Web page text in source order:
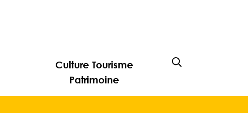
Culture Tourisme
Patrimoine
Afficher la